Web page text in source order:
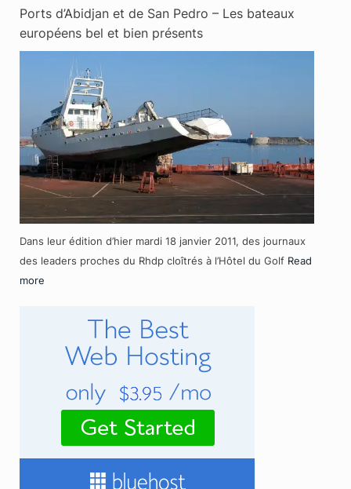
Ports d’Abidjan et de San Pedro – Les bateaux
européens bel et bien présents
Dans leur édition d’hier mardi 18 janvier 2011, des journaux
des leaders proches du Rhdp cloîtrés à l’Hôtel du Golf Read
more